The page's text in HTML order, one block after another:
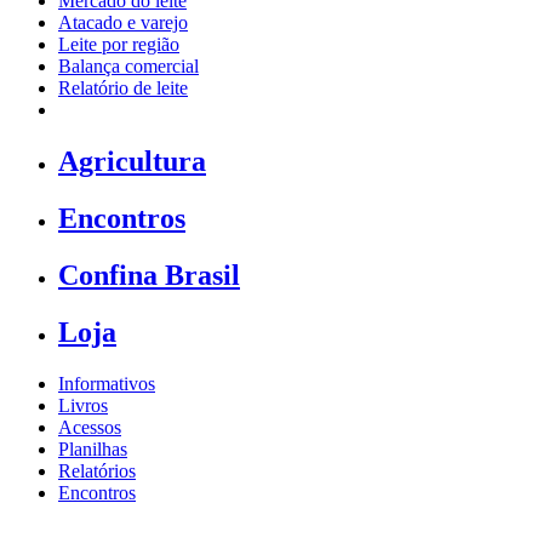
Atacado e varejo
Leite por região
Balança comercial
Relatório de leite
Agricultura
Encontros
Confina Brasil
Loja
Informativos
Livros
Acessos
Planilhas
Relatórios
Encontros